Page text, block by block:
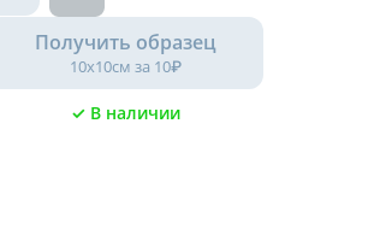
Получить образец
10х10см за 10₽
✓ В наличии